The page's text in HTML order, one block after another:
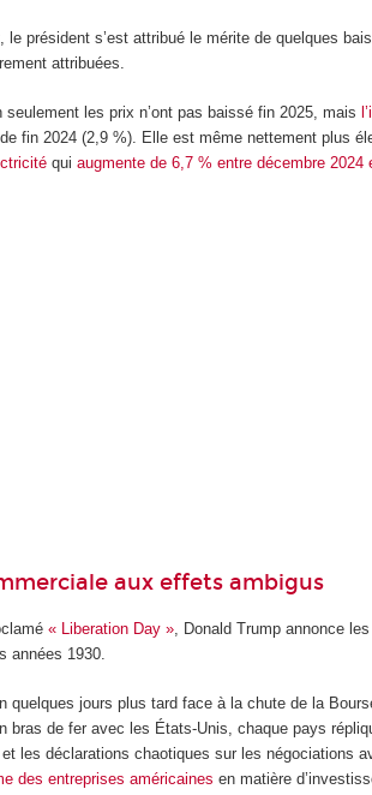
le président s’est attribué le mérite de quelques
attribuées.
seulement les prix n’ont pas baissé fin 2025, mais
fin 2024 (2,9 %). Elle est même nettement plus
quiaugmente de 6,7 % entre décembre 2024
aux effets ambigus
« Liberation Day », Donald Trump annonce
années 1930.
quelques jours plus tard face à la chute de la
bras de fer avec les États-Unis, chaque pays
et les déclarations chaotiques sur les négociations
des entreprises américaines en matière